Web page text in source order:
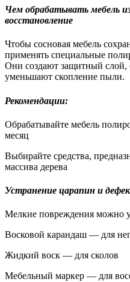
Чем обрабатывать мебель
восстановление
Чтобы сосновая мебель
применять специальные
Они создают защитный слой,
уменьшают скопление пыли.
Рекомендации:
Обрабатывайте мебель
месяц
Выбирайте средства,
массива дерева
Устранение царапин и
Мелкие повреждения можно
Восковой карандаш — для
Жидкий воск — для сколов
Мебельный маркер — для